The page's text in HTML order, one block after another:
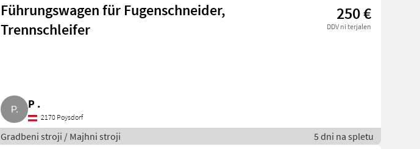
Führungswagen für Fugenschneider,
Trennschleifer
250 €
DDV ni terjalen
P .
2170 Poysdorf
Gradbeni stroji / Majhni stroji 5 dni na spletu